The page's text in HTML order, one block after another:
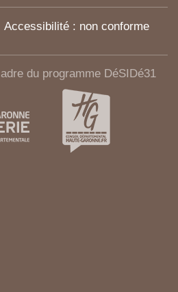
Accessibilité : non conforme
du programme DéSIDé31